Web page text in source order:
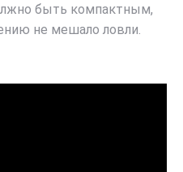
быть компактным,
не мешало ловли.